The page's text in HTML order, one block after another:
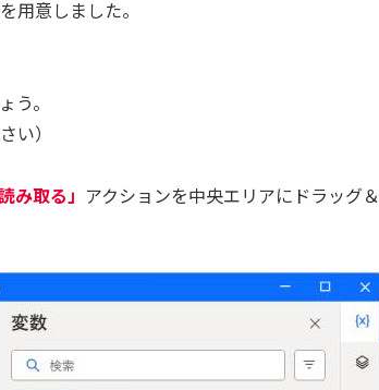
用意しました。
。
い）
み取る」 アクションを中央エリアにドラッグ＆